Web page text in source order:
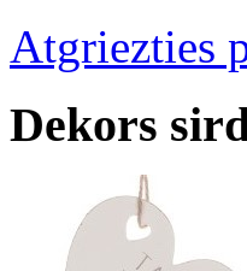
Atgriezties
Dekors